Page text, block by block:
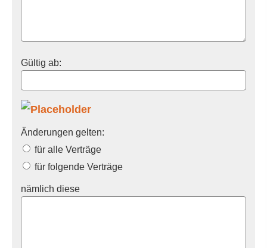
Gültig ab:
Änderungen gelten:
für alle Verträge
für folgende Verträge
nämlich diese